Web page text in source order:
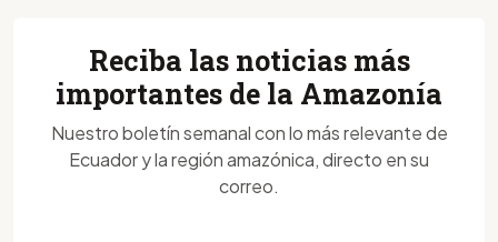
Reciba las noticias más
importantes de la Amazonía
Nuestro boletín semanal con lo más relevante de
Ecuador y la región amazónica, directo en su
correo.